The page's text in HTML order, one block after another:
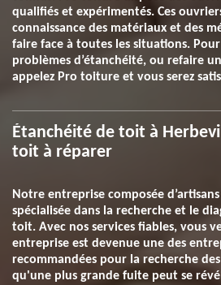
qualifiés et expérimentés. Ces
connaissance des matériaux et des
faire face à toutes les situations.
problèmes d’étanchéité, ou refaire
appelez Pro toiture et vous serez
Étanchéité de toit à
toit à réparer
Notre entreprise composée
spécialisée dans la recherche et le
toit. Avec nos services fiables, vous
entreprise est devenue une des
recommandées pour la recherche
qu'une plus grande fuite peut se